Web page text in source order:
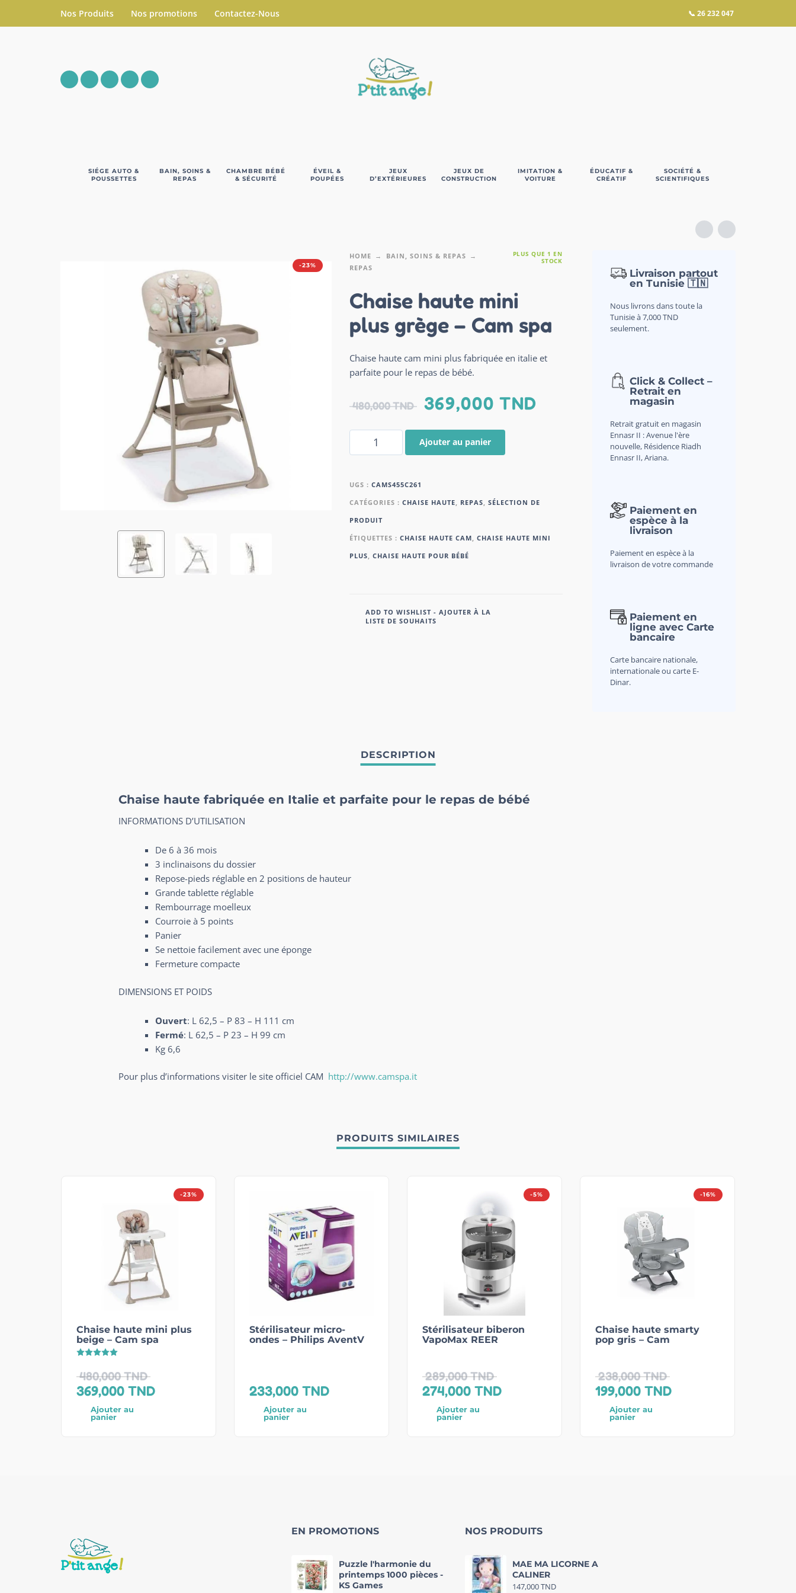
Nos Produits Nos promotions Contactez-Nous 📞 26 232 047
SIÉGE AUTO &
POUSSETTES
BAIN, SOINS &
REPAS
CHAMBRE BÉBÉ
& SÉCURITÉ
ÉVEIL &
POUPÉES
JEUX
D’EXTÉRIEURES
JEUX DE
CONSTRUCTION
IMITATION &
VOITURE
ÉDUCATIF &
CRÉATIF
SOCIÉTÉ &
SCIENTIFIQUES
-23%
HOME
BAIN, SOINS & REPAS
REPAS
PLUS QUE 1 EN
STOCK
Chaise haute mini
plus grège – Cam spa
Chaise haute cam mini plus fabriquée en italie et
parfaite pour le repas de bébé.
480,000TND 369,000 TND
Ajouter au panier
UGS : CAMS455C261
CATÉGORIES : CHAISE HAUTE, REPAS, SÉLECTION DE
PRODUIT
ÉTIQUETTES : CHAISE HAUTE CAM, CHAISE HAUTE MINI
PLUS, CHAISE HAUTE POUR BÉBÉ
ADD TO WISHLIST - AJOUTER À LA
LISTE DE SOUHAITS
Livraison partout
en Tunisie 🇹🇳
Nous livrons dans toute la
Tunisie à 7,000 TND
seulement.
Click & Collect –
Retrait en
magasin
Retrait gratuit en magasin
Ennasr II : Avenue l'ère
nouvelle, Résidence Riadh
Ennasr II, Ariana.
Paiement en
espèce à la
livraison
Paiement en espèce à la
livraison de votre commande
Paiement en
ligne avec Carte
bancaire
Carte bancaire nationale,
internationale ou carte E-
Dinar.
Chaise haute fabriquée en Italie et parfaite pour le repas de bébé
INFORMATIONS D’UTILISATION
De 6 à 36 mois
3 inclinaisons du dossier
Repose-pieds réglable en 2 positions de hauteur
Grande tablette réglable
Rembourrage moelleux
Courroie à 5 points
Panier
Se nettoie facilement avec une éponge
Fermeture compacte
DIMENSIONS ET POIDS
Ouvert: L 62,5 – P 83 – H 111 cm
Fermé: L 62,5 – P 23 – H 99 cm
Kg 6,6
Pour plus d’informations visiter le site officiel CAM http://www.camspa.it
PRODUITS SIMILAIRES
-23%
Chaise haute mini plus
beige – Cam spa
480,000TND
369,000 TND
Ajouter au
panier
Stérilisateur micro-
ondes – Philips AventV
233,000 TND
Ajouter au
panier
-5%
Stérilisateur biberon
VapoMax REER
289,000TND
274,000 TND
Ajouter au
panier
-16%
Chaise haute smarty
pop gris – Cam
238,000TND
199,000 TND
Ajouter au
panier
EN PROMOTIONS
Puzzle l'harmonie du
printemps 1000 pièces -
KS Games
NOS PRODUITS
MAE MA LICORNE A
CALINER
147,000TND